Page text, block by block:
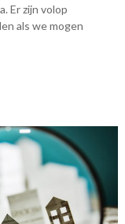
Er zijn volop
als we mogen